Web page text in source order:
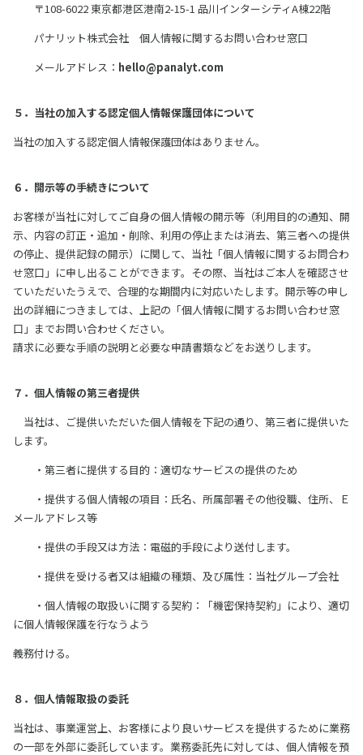
〒108-6022 東京都港区港南2-15-1 品川インターシティA棟22階
パナリット株式会社 個人情報に関するお問い合わせ窓口
メールアドレス： hello@panalyt.com
５．当社の加入する認定個人情報保護団体について
当社の加入する認定個人情報保護団体はありません。
６．開示等の手続きについて
お客様が当社に対してご自身の個人情報の開示等（利用目的の通知、開
示、内容の訂正・追加・削除、利用の停止または消去、第三者への提供
の停止、提供記録の開示）に関して、当社「個人情報に関するお問合わ
せ窓口」に申し出ることができます。その際、当社はご本人を確認させ
ていただいたうえで、合理的な期間内に対応いたします。開示等の申し
出の詳細につきましては、上記の「個人情報に関するお問い合わせ窓
口」までお問い合わせください。
請求に必要な手順の説明と必要な申請書類などをお送りします。
７．個人情報の第三者提供
当社は、ご提供いただいた個人情報を下記の通り、第三者に提供いた
します。
・第三者に提供する目的：適切なサービスの提供のため
・提供する個人情報の項目：氏名、所属部署その他役職、住所、Ｅ
メールアドレス等
・提供の手段又は方法：電磁的手段により送付します。
・提供を受ける者又は組織の種類、及び属性：当社グループ会社
・個人情報の取扱いに関する契約：「機密保持契約」により、適切
に個人情報保護を行なうよう
義務付ける。
８．個人情報取扱の委託
当社は、事業運営上、お客様により良いサービスを提供するために業務
の一部を外部に委託しています。業務委託先に対しては、個人情報を預